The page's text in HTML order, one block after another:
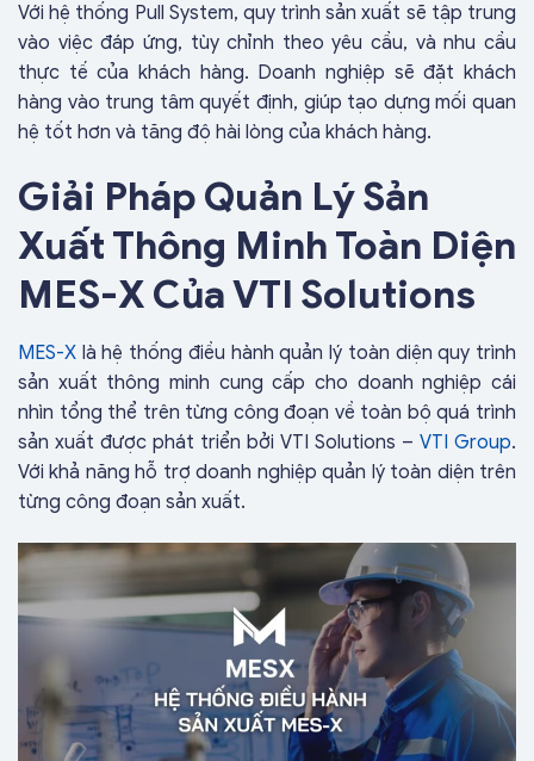
Với hệ thống Pull System, quy trình sản xuất sẽ tập trung
vào việc đáp ứng, tùy chỉnh theo yêu cầu, và nhu cầu
thực tế của khách hàng. Doanh nghiệp sẽ đặt khách
hàng vào trung tâm quyết định, giúp tạo dựng mối quan
hệ tốt hơn và tăng độ hài lòng của khách hàng.
Giải Pháp Quản Lý Sản
Xuất Thông Minh Toàn Diện
MES-X Của VTI Solutions
MES-X là hệ thống điều hành quản lý toàn diện quy trình
sản xuất thông minh cung cấp cho doanh nghiệp cái
nhìn tổng thể trên từng công đoạn về toàn bộ quá trình
sản xuất được phát triển bởi VTI Solutions – VTI Group.
Với khả năng hỗ trợ doanh nghiệp quản lý toàn diện trên
từng công đoạn sản xuất.